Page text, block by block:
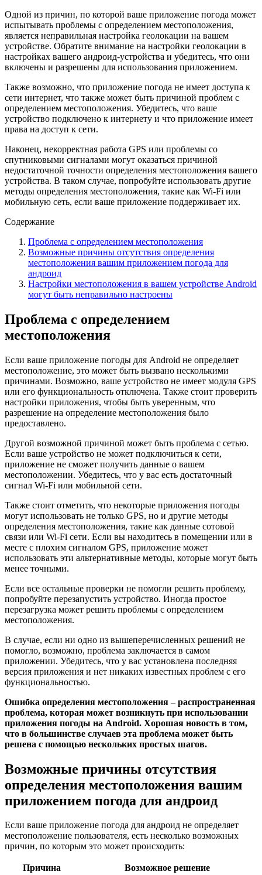
Одной из причин, по которой ваше приложение погода может
испытывать проблемы с определением местоположения,
является неправильная настройка геолокации на вашем
устройстве. Обратите внимание на настройки геолокации в
настройках вашего андроид-устройства и убедитесь, что они
включены и разрешены для использования приложением.
Также возможно, что приложение погода не имеет доступа к
сети интернет, что также может быть причиной проблем с
определением местоположения. Убедитесь, что ваше
устройство подключено к интернету и что приложение имеет
права на доступ к сети.
Наконец, некорректная работа GPS или проблемы со
спутниковыми сигналами могут оказаться причиной
недостаточной точности определения местоположения вашего
устройства. В таком случае, попробуйте использовать другие
методы определения местоположения, такие как Wi-Fi или
мобильную сеть, если ваше приложение поддерживает их.
Содержание
Проблема с определением местоположения
Возможные причины отсутствия определения
местоположения вашим приложением погода для
андроид
Настройки местоположения в вашем устройстве Android
могут быть неправильно настроены
Проблема с определением
местоположения
Если ваше приложение погоды для Android не определяет
местоположение, это может быть вызвано несколькими
причинами. Возможно, ваше устройство не имеет модуля GPS
или его функциональность отключена. Также стоит проверить
настройки приложения, чтобы быть уверенным, что
разрешение на определение местоположения было
предоставлено.
Другой возможной причиной может быть проблема с сетью.
Если ваше устройство не может подключиться к сети,
приложение не сможет получить данные о вашем
местоположении. Убедитесь, что у вас есть достаточный
сигнал Wi-Fi или мобильной сети.
Также стоит отметить, что некоторые приложения погоды
могут использовать не только GPS, но и другие методы
определения местоположения, такие как данные сотовой
связи или Wi-Fi сети. Если вы находитесь в помещении или в
месте с плохим сигналом GPS, приложение может
использовать эти альтернативные методы, которые могут быть
менее точными.
Если все остальные проверки не помогли решить проблему,
попробуйте перезапустить устройство. Иногда простое
перезагрузка может решить проблемы с определением
местоположения.
В случае, если ни одно из вышеперечисленных решений не
помогло, возможно, проблема заключается в самом
приложении. Убедитесь, что у вас установлена последняя
версия приложения и нет никаких известных проблем с его
функциональностью.
Ошибка определения местоположения – распространенная
проблема, которая может возникнуть при использовании
приложения погоды на Android. Хорошая новость в том,
что в большинстве случаев эта проблема может быть
решена с помощью нескольких простых шагов.
Возможные причины отсутствия
определения местоположения вашим
приложением погода для андроид
Если ваше приложение погода для андроид не определяет
местоположение пользователя, есть несколько возможных
причин, по которым это может происходить:
Причина Возможное решение